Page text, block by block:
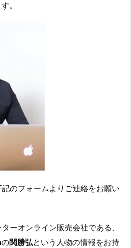
。
のフォームよりご連絡をお願い
ーオンライン販売会社である、
の関勝弘という人物の情報をお持